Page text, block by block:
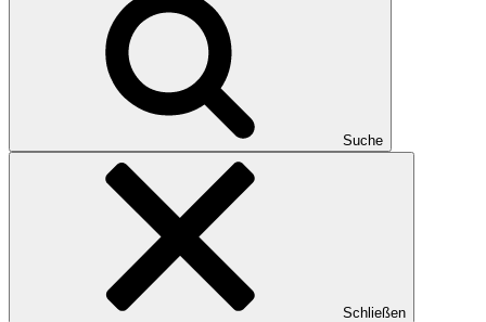
Suche
Schließen